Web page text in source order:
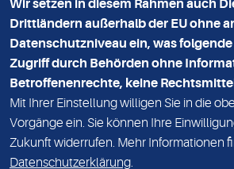
KONTAKT
NEWSLETTER
ADRESSE
MVZ Medizinisches Labor Nord MLN
Essener Straße 108
22419 Hamburg
Wir setzen in diesem Rahmen auch
Drittländern außerhalb der EU ohne
Datenschutzniveau ein, was
Zugriff durch Behörden ohne
Betroffenenrechte, keine
Mit Ihrer Einstellung willigen Sie in die
Vorgänge ein. Sie können Ihre
Zukunft widerrufen. Mehr Informationen
Datenschutzerklärung.